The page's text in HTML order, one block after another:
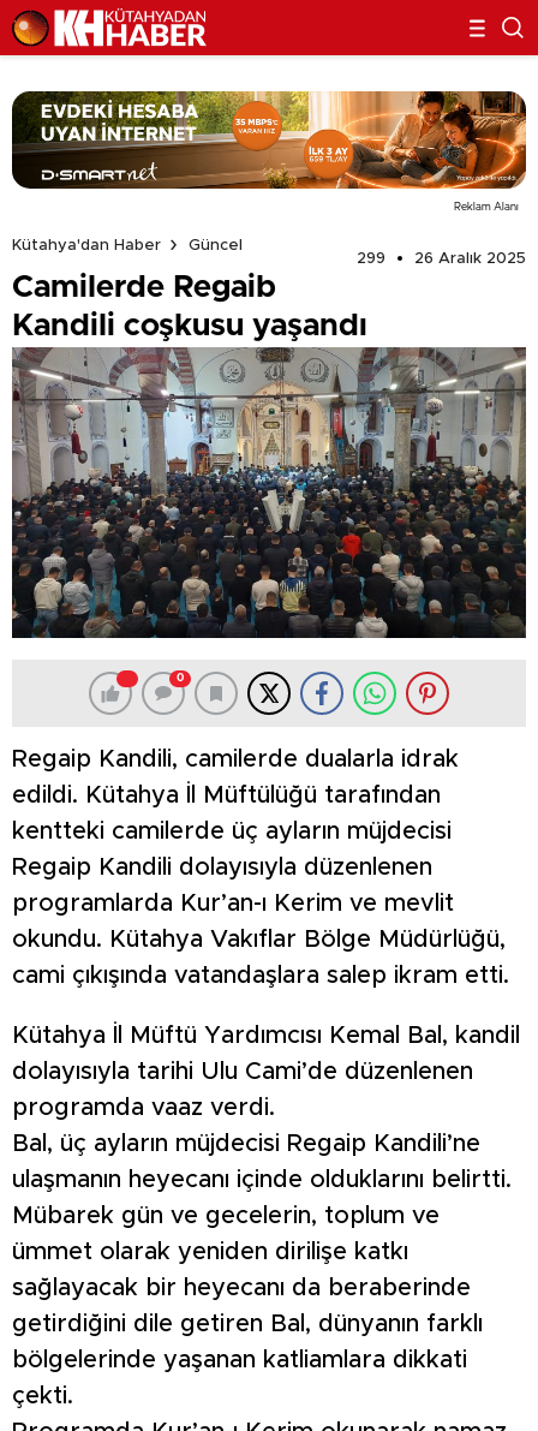
Reklam Alanı
Kütahya'dan Haber
Güncel
299
26 Aralık 2025
Camilerde Regaib
Kandili coşkusu yaşandı
0
Regaip Kandili, camilerde dualarla idrak
edildi. Kütahya İl Müftülüğü tarafından
kentteki camilerde üç ayların müjdecisi
Regaip Kandili dolayısıyla düzenlenen
programlarda Kur’an-ı Kerim ve mevlit
okundu. Kütahya Vakıflar Bölge Müdürlüğü,
cami çıkışında vatandaşlara salep ikram etti.
Kütahya İl Müftü Yardımcısı Kemal Bal, kandil
dolayısıyla tarihi Ulu Cami’de düzenlenen
programda vaaz verdi.
Bal, üç ayların müjdecisi Regaip Kandili’ne
ulaşmanın heyecanı içinde olduklarını belirtti.
Mübarek gün ve gecelerin, toplum ve
ümmet olarak yeniden dirilişe katkı
sağlayacak bir heyecanı da beraberinde
getirdiğini dile getiren Bal, dünyanın farklı
bölgelerinde yaşanan katliamlara dikkati
çekti.